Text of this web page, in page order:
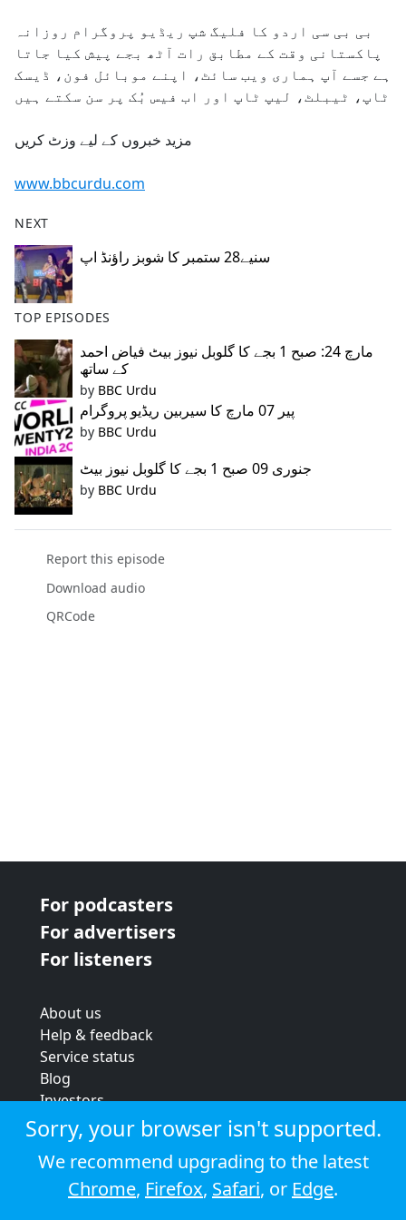
b
o
o
k
بی بی سی اردو کا فلیگ شپ ریڈیو پروگرام روزانہ
پاکستانی وقت کے مطابق رات آٹھ بجے پیش کیا جاتا
ہے جسے آپ ہماری ویب سائٹ، اپنے موبائل فون، ڈیسک
ٹاپ، ٹیبلٹ، لیپ ٹاپ اور اب فیس بُک پر سن سکتے ہیں
www.bbcurdu.com
NEXT
سنیے28 ستمبر کا شوبز راؤنڈ اپ
TOP EPISODES
مارچ 24: صبح 1 بجے کا گلوبل نیوز بیٹ فیاض احمد
کے ساتھ
by BBC Urdu
پیر 07 مارچ کا سیربین ریڈیو پروگرام
by BBC Urdu
جنوری 09 صبح 1 بجے کا گلوبل نیوز بیٹ
by BBC Urdu
Report this episode
Download audio
QRCode
For podcasters
For advertisers
For listeners
About us
Help & feedback
Service status
Blog
Investors
Strategic review
Terms & conditions
Privacy policy
Cookie policy
Sorry, your browser isn't supported.
We recommend upgrading to the latest
Chrome, Firefox, Safari, or Edge.